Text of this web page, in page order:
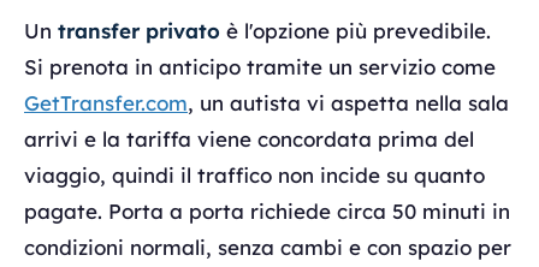
Un transfer privato è l'opzione più prevedibile.
Si prenota in anticipo tramite un servizio come
GetTransfer.com, un autista vi aspetta nella sala
arrivi e la tariffa viene concordata prima del
viaggio, quindi il traffico non incide su quanto
pagate. Porta a porta richiede circa 50 minuti in
condizioni normali, senza cambi e con spazio per